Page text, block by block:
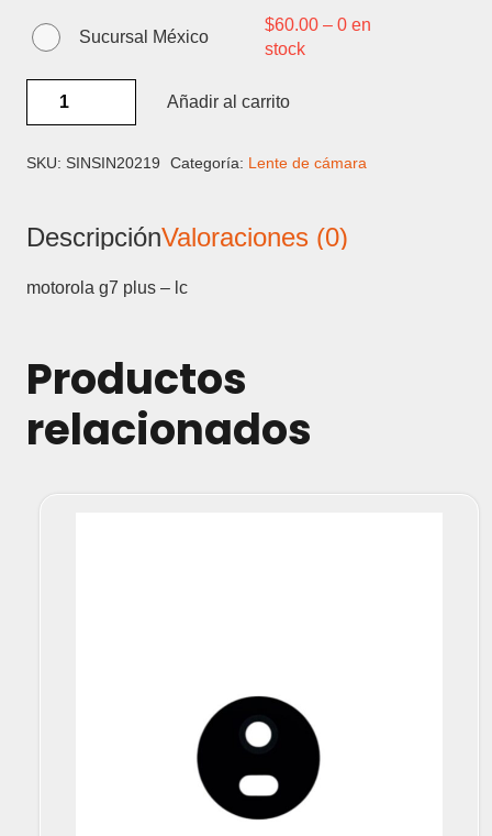
Sucursal México
$60.00 –0 en
stock
-
CAMARA
Añadir al carrito
SKU: SINSIN20219 Categoría: Lente de cámara
DescripciónValoraciones (0)
motorola g7 plus – lc
Productos
relacionados